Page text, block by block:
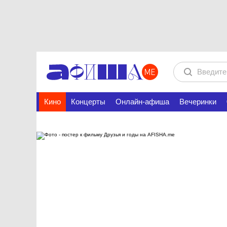
Кино Концерты Онлайн-афиша Вечеринки